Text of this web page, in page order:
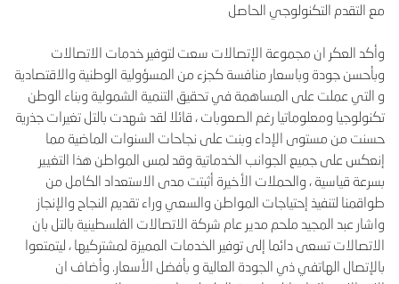
مع التقدم التكنولوجي الحاصل
وأكد العكر ان مجموعة الإتصالات سعت لتوفير خدمات الاتصالات
وبأحسن جودة وباسعار منافسة كجزء من المسؤولية الوطنية والاقتصادية
و التي عملت على المساهمة في تحقيق التنمية الشمولية وبناء الوطن
تكنولوجيا ومعلوماتيا رغم الصعوبات ، قائلا لقد شهدت بالتل تغيرات جذرية
حسنت من مستوى الإداء وبنت على نجاحات السنوات الماضية مما
إنعكس على جميع الجوانب الخدماتية وقد لمس المواطن هذا التغيير
بسرعة قياسية ، والحملات الأخيرة أثبتت مدى الاستعداد الكامل من
طواقمنا لتنفيذ إحتياجات المواطن والسعي وراء تقديم النجاح والإنجاز
واشار عبد المجيد ملحم مدير عام شركة الاتصالات الفلسطينية بالتل بان
الاتصالات تسعى دائما إلى توفير الخدمات المميزة لمشتركيها ، ليتمتعوا
بالإتصال الهاتفي ذي الجودة العالية و بأفضل الأسعار. وأضاف ان